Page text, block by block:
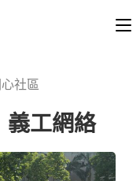
社區
義工網絡